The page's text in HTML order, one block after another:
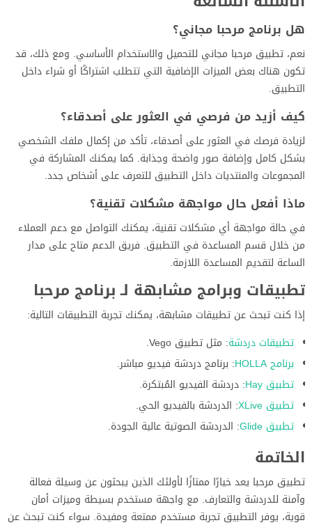
هل برنامج مرحبا مجاني؟
نعم، تطبيق مرحبا مجاني للتحميل والاستخدام الأساسي. ومع ذلك، قد
تكون هناك بعض الميزات الإضافية التي تتطلب اشتراكًا أو شراء داخل
التطبيق.
كيف أزيد من فرصي في العثور على أصدقاء؟
لزيادة فرصك في العثور على أصدقاء، تأكد من إكمال ملفك الشخصي
بشكل كامل وإضافة صور واضحة وجذابة. كما يمكنك المشاركة في
المجموعات والمنتديات داخل التطبيق للتعرف على أشخاص جدد.
ماذا أفعل حال مواجهة مشكلات تقنية؟
في حالة مواجهة أي مشكلات تقنية، يمكنك التواصل مع دعم العملاء
من خلال قسم المساعدة في التطبيق. فريق الدعم متاح على مدار
الساعة لتقديم المساعدة اللازمة.
تطبيقات وبرامج مشابهة لـ برنامج مرحبا
إذا كنت تبحث عن تطبيقات مشابهة، يمكنك تجربة التطبيقات التالية:
تطبيقات دردشة: مثل تطبيق Vego.
برنامج HOLLA
: برنامج دردشة فيديو مباشر.
تطبيق Hay
: دردشة الفيديو المُبتكرة.
تطبيق XLive
: الدردشة بالفيديو الحي.
تطبيق Glide
: الدردشة الصوتية عالية الجودة.
الخاتمة
تطبيق مرحبا يعد خيارًا ممتازًا لأولئك الذين يبحثون عن وسيلة فعالة
وآمنة للدردشة والتعارف. مع واجهة مستخدم بسيطة وميزات أمان
قوية، يوفر التطبيق تجربة مستخدم ممتعة ومفيدة. سواء كنت تبحث عن